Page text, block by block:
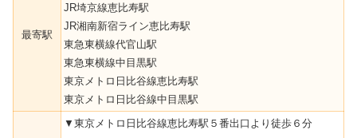
最寄駅
JR埼京線恵比寿駅
JR湘南新宿ライン恵比寿駅
東急東横線代官山駅
東急東横線中目黒駅
東京メトロ日比谷線恵比寿駅
東京メトロ日比谷線中目黒駅
▼東京メトロ日比谷線恵比寿駅５番出口より徒歩６分